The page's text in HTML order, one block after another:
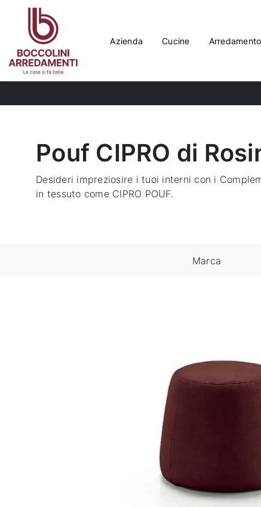
Azienda Cucine
Pouf CIPRO di
Desideri impreziosire i tuoi interni con i
in tessuto come CIPRO POUF.
Marca